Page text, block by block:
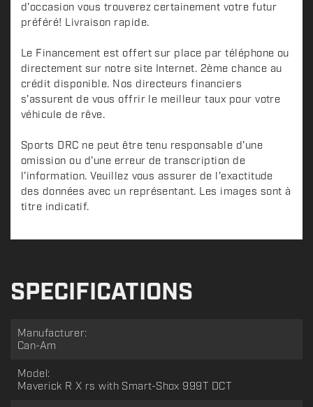
d'occasion vous trouverez certainement votre futur
préféré! Livraison rapide.
Le Financement est offert sur place par téléphone ou
directement sur notre site Internet. 2ème chance au
crédit disponible. Nos directeurs financiers
s'assurent de vous offrir le meilleur taux pour votre
véhicule de rêve.
Sports DRC ne peut être tenu responsable d'une
omission ou d'une erreur de transcription de
l'information. Veuillez vous assurer de l'exactitude
des données avec un représentant. Les images sont à
titre indicatif.
SPECIFICATIONS
Manufacturer:
Can-Am
Model:
Maverick R X rs with Smart-Shox 999T DCT